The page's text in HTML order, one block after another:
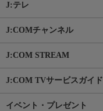
J:テレ
J:COMチャンネル
J:COM STREAM
J:COM TVサービスガイド
イベント・プレゼント